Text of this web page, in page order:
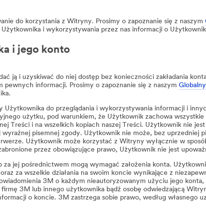
do korzystania z Witryny. Prosimy o zapoznanie się z naszym
i wykorzystywania przez nas informacji o
i jego konto
ją i uzyskiwać do niej dostęp bez konieczności zakładania
informacji. Prosimy o zapoznanie się z naszym
Użytkownika do przeglądania i wykorzystywania informacji i
użytku, pod warunkiem, że Użytkownik zachowa
Treści i na wszelkich kopiach naszej Treści. Użytkownik nie
pisemnej zgody. Użytkownik nie może, bez uprzedniej
Użytkownik może korzystać z Witryny wyłącznie w
przez obowiązujące prawo, Użytkownik nie jest
jej pośrednictwem mogą wymagać założenia konta.
za wszelkie działania na swoim koncie wynikające z
3M o każdym nieautoryzowanym użyciu jego
3M lub innego użytkownika bądź osobę odwiedzającą
o koncie. 3M zastrzega sobie prawo, według własnego